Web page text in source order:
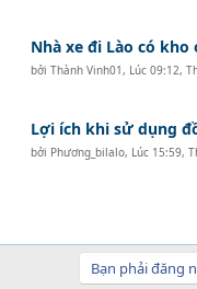
Nhà xe đi Lào có kho
bởiThành Vinh01 , Lúc 09:12,
Lợi ích khi sử dụng
bởi Phương_bilalo, Lúc 15:59,
Bạn phải đăng